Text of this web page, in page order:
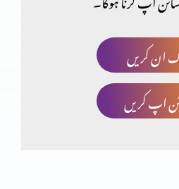
ان کریں
اپ کریں